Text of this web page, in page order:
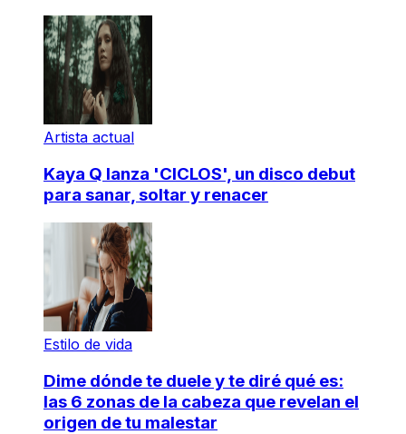
Artista actual
Kaya Q lanza 'CICLOS', un disco debut
para sanar, soltar y renacer
Estilo de vida
Dime dónde te duele y te diré qué es:
las 6 zonas de la cabeza que revelan el
origen de tu malestar